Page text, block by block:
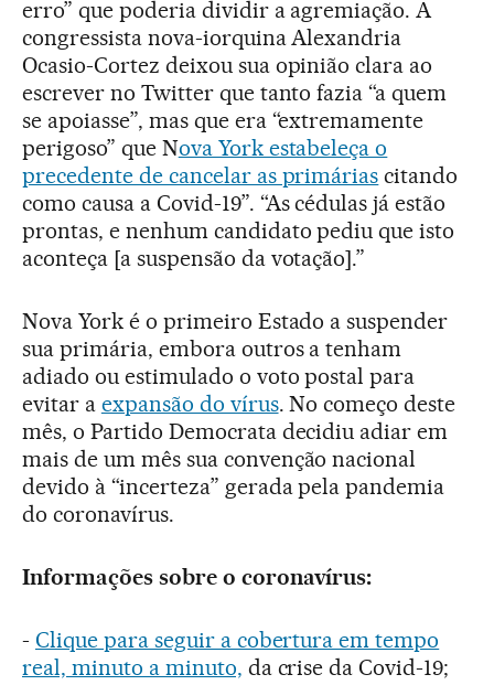
erro” que poderia dividir a agremiação. A
congressista nova-iorquina Alexandria
Ocasio-Cortez deixou sua opinião clara ao
escrever no Twitter que tanto fazia “a quem
se apoiasse”, mas que era “extremamente
perigoso” que Nova York estabeleça o
precedente de cancelar as primárias citando
como causa a Covid-19”. “As cédulas já estão
prontas, e nenhum candidato pediu que isto
aconteça [a suspensão da votação].”
Nova York é o primeiro Estado a suspender
sua primária, embora outros a tenham
adiado ou estimulado o voto postal para
evitar a expansão do vírus. No começo deste
mês, o Partido Democrata decidiu adiar em
mais de um mês sua convenção nacional
devido à “incerteza” gerada pela pandemia
do coronavírus.
Informações sobre o coronavírus:
- Clique para seguir a cobertura em tempo
real, minuto a minuto, da crise da Covid-19;